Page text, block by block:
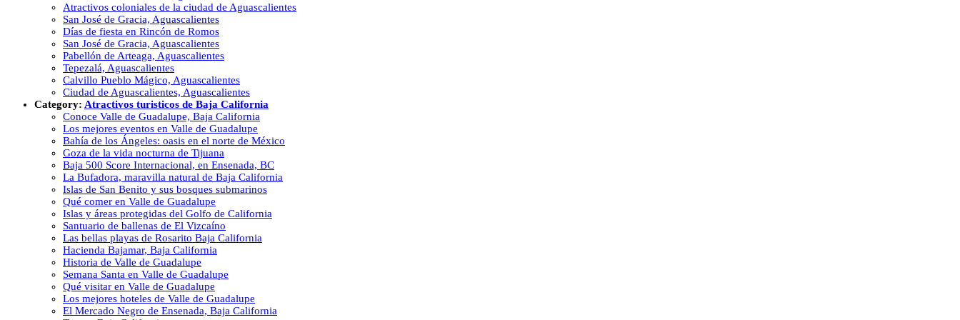
Atractivos coloniales de la ciudad de Aguascalientes
San José de Gracia, Aguascalientes
Días de fiesta en Rincón de Romos
San José de Gracia, Aguascalientes
Pabellón de Arteaga, Aguascalientes
Tepezalá, Aguascalientes
Calvillo Pueblo Mágico, Aguascalientes
Ciudad de Aguascalientes, Aguascalientes
Category: Atractivos turisticos de Baja California
Conoce Valle de Guadalupe, Baja California
Los mejores eventos en Valle de Guadalupe
Bahía de los Ángeles: oasis en el norte de México
Goza de la vida nocturna de Tijuana
Baja 500 Score Internacional, en Ensenada, BC
La Bufadora, maravilla natural de Baja California
Islas de San Benito y sus bosques submarinos
Qué comer en Valle de Guadalupe
Islas y áreas protegidas del Golfo de California
Santuario de ballenas de El Vizcaíno
Las bellas playas de Rosarito Baja California
Hacienda Bajamar, Baja California
Historia de Valle de Guadalupe
Semana Santa en Valle de Guadalupe
Qué visitar en Valle de Guadalupe
Los mejores hoteles de Valle de Guadalupe
El Mercado Negro de Ensenada, Baja California